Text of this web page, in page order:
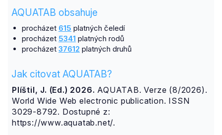
AQUATAB obsahuje
procházet 615 platných čeledí
procházet 5341 platných rodů
procházet 37612 platných druhů
Jak citovat AQUATAB?
Plíštil, J. (Ed.) 2026. AQUATAB. Verze (8/2026).
World Wide Web electronic publication. ISSN
3029-8792. Dostupné z:
https://www.aquatab.net/.